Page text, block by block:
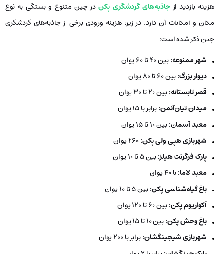
هزینه بازدید ازجاذبه‌های گردشگری پکن در چین متنوع و بستگی به نوع
مکان و امکانات آن دارد. در زیر، هزینه ورودی برخی از جاذبه‌های گردشگری
چین ذکر شده است:
شهر ممنوعه:بین 40 تا 60 یوان
دیوار بزرگ:بین 60 تا 80 یوان
قصر تابستانه:بین 20 تا 30 یوان
میدان تیان‌آنمن:برابر با 15 یوان
معبد آسمان:بین 10 تا 15 یوان
شهربازی هپی ولی پکن:260 یوان
پارک فرگرنت هیلز:بین 5 تا 10 یوان
معبد لاما:با 40 یوان
باغ گیاه‌شناسی پکن:بین 5 تا 10 یوان
آکواریوم پکن:بین 60 تا 120 یوان
باغ وحش پکن:بین 10 تا 15 یوان
شهربازی شیجینگشان:برابر با 200 یوان